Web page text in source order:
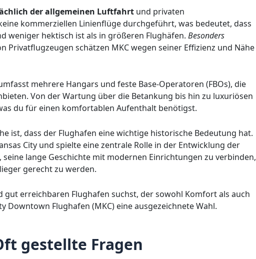
der allgemeinen Luftfahrt und privaten
kommerziellen Linienflüge durchgeführt, was bedeutet, dass
weniger hektisch ist als in größeren Flughäfen. Besonders
Privatflugzeugen schätzen MKC wegen seiner Effizienz und Nähe
mehrere Hangars und feste Base-Operatoren (FBOs), die
Von der Wartung über die Betankung bis hin zu luxuriösen
du für einen komfortablen Aufenthalt benötigst.
ist, dass der Flughafen eine wichtige historische Bedeutung hat.
City und spielte eine zentrale Rolle in der Entwicklung der
lange Geschichte mit modernen Einrichtungen zu verbinden,
gerecht zu werden.
gut erreichbaren Flughafen suchst, der sowohl Komfort als auch
Downtown Flughafen (MKC) eine ausgezeichnete Wahl.
gestellte Fragen